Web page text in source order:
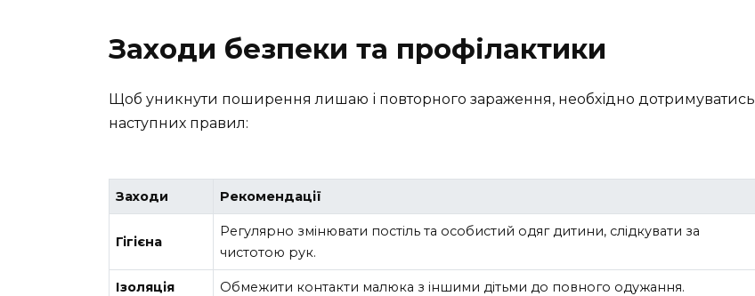
Заходи безпеки та профілактики
Щоб уникнути поширення лишаю і повторного зараження, необхідно дотримуватись
наступних правил:
Заходи Рекомендації
Гігієна
Регулярно змінювати постіль та особистий одяг дитини, слідкувати за
чистотою рук.
Ізоляція Обмежити контакти малюка з іншими дітьми до повного одужання.